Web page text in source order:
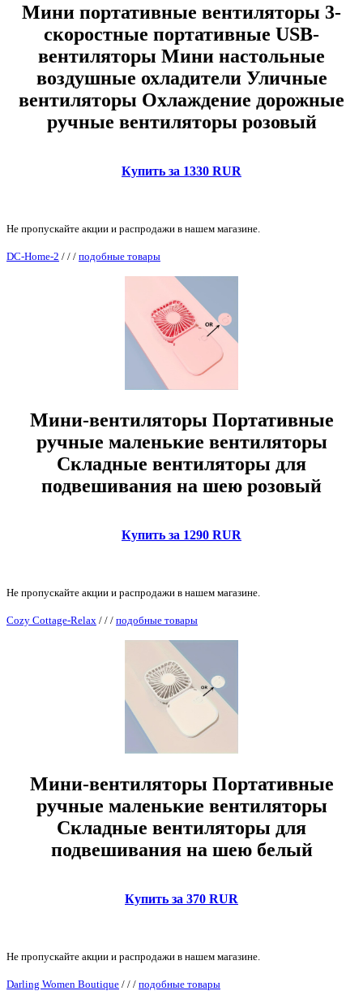
Мини портативные вентиляторы 3-
скоростные портативные USB-
вентиляторы Мини настольные
воздушные охладители Уличные
вентиляторы Охлаждение дорожные
ручные вентиляторы розовый
Купить за 1330 RUR
Не пропускайте акции и распродажи в нашем магазине.
DC-Home-2 / / / подобные товары
Мини-вентиляторы Портативные
ручные маленькие вентиляторы
Складные вентиляторы для
подвешивания на шею розовый
Купить за 1290 RUR
Не пропускайте акции и распродажи в нашем магазине.
Cozy Cottage-Relax / / / подобные товары
Мини-вентиляторы Портативные
ручные маленькие вентиляторы
Складные вентиляторы для
подвешивания на шею белый
Купить за 370 RUR
Не пропускайте акции и распродажи в нашем магазине.
Darling Women Boutique / / / подобные товары